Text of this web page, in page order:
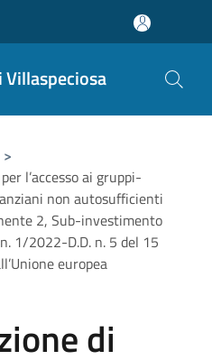
Villaspeciosa
>
l’accesso ai gruppi-
non autosufficienti
2, Sub-investimento
1/2022-D.D. n. 5 del 15
europea
di